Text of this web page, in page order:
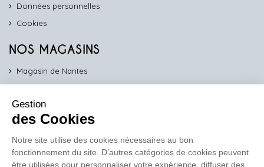
Données personnelles
Cookies
NOS MAGASINS
Magasin de Nantes
Magasin de Vannes
Magasin d'Orléans
COMPTOIR PRO
Gestion
des Cookies
Notre site utilise des cookies nécessaires au bon
fonctionnement du site. D’autres catégories de cookies peuvent
être utilisées pour personnaliser votre expérience, diffuser des